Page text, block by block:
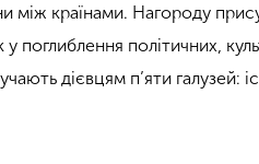
країнами. Нагороду
поглиблення політичних,
дієвцям п’яти галузей: